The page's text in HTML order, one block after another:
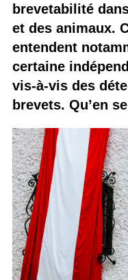
brevetabilité
et des animaux.
entendent
certaine
vis-à-vis des
brevets. Qu’en